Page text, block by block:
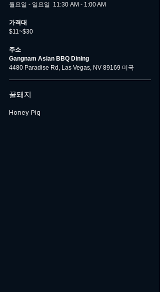
월요일 - 일요일  11:30 AM - 1:00 AM
가격대
$11~$30
주소
Gangnam Asian BBQ Dining
4480 Paradise Rd, Las Vegas, NV 89169 미국
꿀돼지
Honey Pig